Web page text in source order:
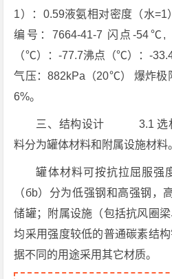
1）：0.59液氨相对密度（水
编号：7664-41-7 闪点-
（℃）：-77.7沸点（℃）：-
气压：882kPa（20℃） 爆炸极
6%。
三、结构设计 3.1
料分为罐体材料和附属设施材料
罐体材料可按抗拉屈服强
（бb）分为低强钢和高强钢，
储罐；附属设施（包括抗风圈
均采用强度较低的普通碳素结
据不同的用途采用其它材质。